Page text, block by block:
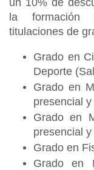
un 10% de
la formación
titulaciones de
Grado en
Deporte
Grado en
presencial
Grado en
presencial
Grado en
Grado en